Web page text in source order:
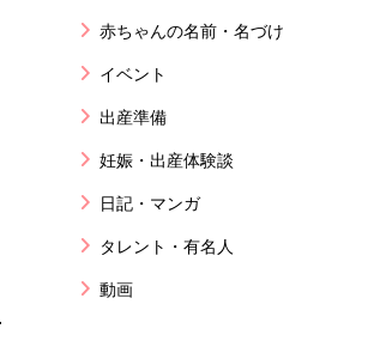
赤ちゃんの名前・名づけ
イベント
出産準備
妊娠・出産体験談
日記・マンガ
タレント・有名人
動画